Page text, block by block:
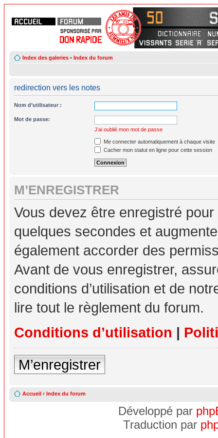
Index des galeries • Index du forum
redirection vers les notes
Nom d’utilisateur :
Mot de passe:
J’ai oublié mon mot de passe
Me connecter automatiquement à chaque visite
Cacher mon statut en ligne pour cette session
M’ENREGISTRER
Vous devez être enregistré
quelques secondes et
également accorder des
Avant de vous enregistrer,
conditions d’utilisation et de
lire tout le règlement du forum.
Conditions d’utilisation |
M’enregistrer
Accueil ‹ Index du forum
Développé par
Traduction par